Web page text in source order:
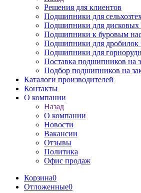
Решения для клиентов
Подшипники для
Подшипники для дисковых
Подшипники к буровым
Подшипники для дробилок
Подшипники для
Поставка подшипников на
Подбор подшипников на
Каталоги производителей
Контакты
О компании
Назад
О компании
Новости
Вакансии
Отзывы
Политика
Офис продаж
Корзина0
Отложенные0